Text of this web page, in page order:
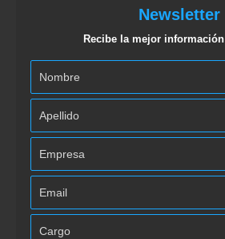
Newsletter
Recibe la mejor